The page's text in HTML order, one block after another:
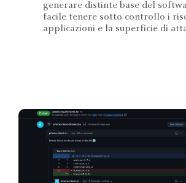
generare distinte base del
facile tenere sotto controllo i
applicazioni e la superficie di